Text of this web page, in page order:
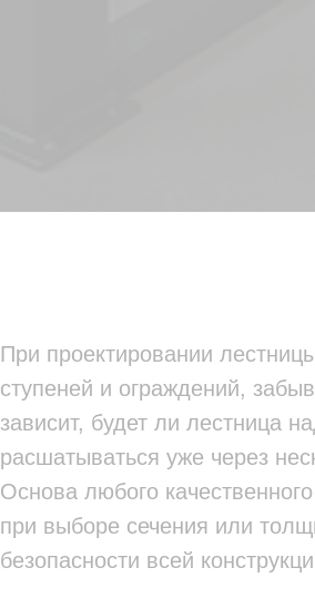
При проектировании
ступеней и ограждений,
зависит, будет ли лестница
расшатываться уже через
Основа любого
при выборе сечения или
безопасности всей